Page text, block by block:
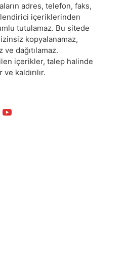
adres, telefon, faks,
içeriklerinden
tutulamaz. Bu sitede
kopyalanamaz,
ve dağıtılamaz.
içerikler, talep halinde
kaldırılır.